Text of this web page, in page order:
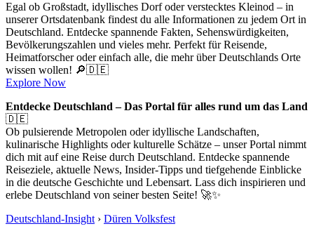
Egal ob Großstadt, idyllisches Dorf oder verstecktes Kleinod – in
unserer Ortsdatenbank findest du alle Informationen zu jedem Ort in
Deutschland. Entdecke spannende Fakten, Sehenswürdigkeiten,
Bevölkerungszahlen und vieles mehr. Perfekt für Reisende,
Heimatforscher oder einfach alle, die mehr über Deutschlands Orte
wissen wollen! 🔎🇩🇪
Explore Now
Entdecke Deutschland – Das Portal für alles rund um das Land
🇩🇪
Ob pulsierende Metropolen oder idyllische Landschaften,
kulinarische Highlights oder kulturelle Schätze – unser Portal nimmt
dich mit auf eine Reise durch Deutschland. Entdecke spannende
Reiseziele, aktuelle News, Insider-Tipps und tiefgehende Einblicke
in die deutsche Geschichte und Lebensart. Lass dich inspirieren und
erlebe Deutschland von seiner besten Seite! 🚀✨
Deutschland-Insight › Düren Volksfest